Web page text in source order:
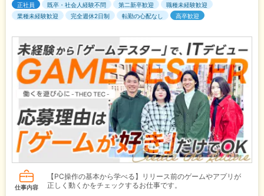
正社員 既卒・社会人経験不問 第二新卒歓迎
職種未経験歓迎
業種未経験歓迎
完全週休2日制 転勤の心配なし 高卒歓迎
仕事内容
【PC操作の基本から学べる】リリース前のゲームやアプリが
正しく動くかをチェックするお仕事です。